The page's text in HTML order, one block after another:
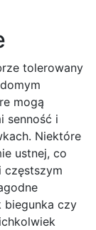
tolerowany
mogą
senność i
Niektóre
ustnej, co
częstszym
biegunka czy